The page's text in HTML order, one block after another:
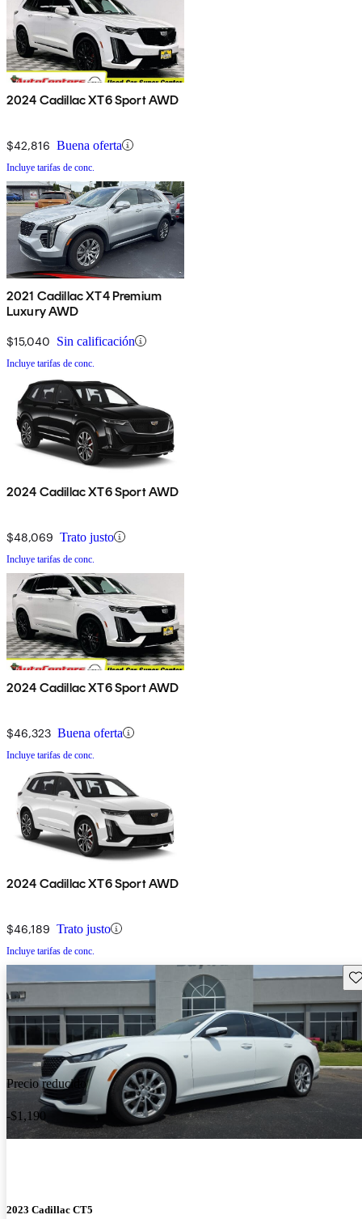
2024 Cadillac XT6 Sport AWD
$42,816 Buena oferta
Incluye tarifas de conc.
2021 Cadillac XT4 Premium
Luxury AWD
$15,040 Sin calificación
Incluye tarifas de conc.
2024 Cadillac XT6 Sport AWD
$48,069 Trato justo
Incluye tarifas de conc.
2024 Cadillac XT6 Sport AWD
$46,323 Buena oferta
Incluye tarifas de conc.
2024 Cadillac XT6 Sport AWD
$46,189 Trato justo
Incluye tarifas de conc.
Precio reducido
-$1,190
2023 Cadillac CT5